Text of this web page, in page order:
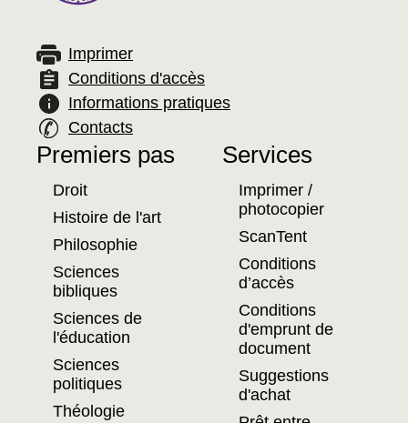
Imprimer
Conditions d'accès
Informations pratiques
Contacts
Plan
du
site
Premiers pas
Droit
Histoire de l'art
Philosophie
Sciences
bibliques
Sciences de
l'éducation
Sciences
politiques
Théologie
Services
Imprimer /
photocopier
ScanTent
Conditions
d’accès
Conditions
d'emprunt de
document
Suggestions
d'achat